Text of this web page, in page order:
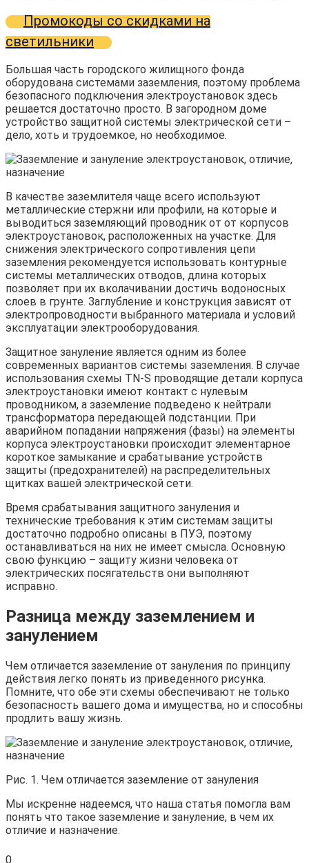
Промокоды со скидками на
светильники
Большая часть городского жилищного фонда
оборудована системами заземления, поэтому проблема
безопасного подключения электроустановок здесь
решается достаточно просто. В загородном доме
устройство защитной системы электрической сети –
дело, хоть и трудоемкое, но необходимое.
В качестве заземлителя чаще всего используют
металлические стержни или профили, на которые и
выводиться заземляющий проводник от от корпусов
электроустановок, расположенных на участке. Для
снижения электрического сопротивления цепи
заземления рекомендуется использовать контурные
системы металлических отводов, длина которых
позволяет при их вколачивании достичь водоносных
слоев в грунте. Заглубление и конструкция зависят от
электропроводности выбранного материала и условий
эксплуатации электрооборудования.
Защитное зануление является одним из более
современных вариантов системы заземления. В случае
использования схемы TN-S проводящие детали корпуса
электроустановки имеют контакт с нулевым
проводником, а заземление подведено к нейтрали
трансформатора передающей подстанции. При
аварийном попадании напряжения (фазы) на элементы
корпуса электроустановки происходит элементарное
короткое замыкание и срабатывание устройств
защиты (предохранителей) на распределительных
щитках вашей электрической сети.
Время срабатывания защитного зануления и
технические требования к этим системам защиты
достаточно подробно описаны в ПУЭ, поэтому
останавливаться на них не имеет смысла. Основную
свою функцию – защиту жизни человека от
электрических посягательств они выполняют
исправно.
Разница между заземлением и
занулением
Чем отличается заземление от зануления по принципу
действия легко понять из приведенного рисунка.
Помните, что обе эти схемы обеспечивают не только
безопасность вашего дома и имущества, но и способны
продлить вашу жизнь.
Рис. 1. Чем отличается заземление от зануления
Мы искренне надеемся, что наша статья помогла вам
понять что такое заземление и зануление, в чем их
отличие и назначение.
0